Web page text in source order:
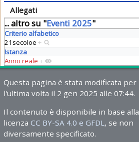
Allegati
... altro su "Eventi 2025"
Criterio alfabetico
21secoloe +
Istanza
Anno reale +
Questa pagina è stata modificata per
l'ultima volta il 2 gen 2025 alle 07:44.
Il contenuto è disponibile in base alla
licenza CC BY-SA 4.0 e GFDL , se non
diversamente specificato.